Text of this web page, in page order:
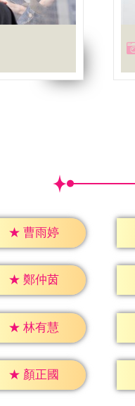
★ 曹雨婷
★ 鄭仲茵
★ 林有慧
★ 顏正國